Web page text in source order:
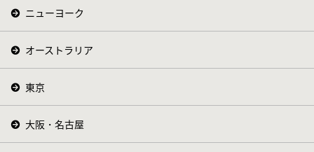
ニューヨーク
オーストラリア
東京
大阪・名古屋